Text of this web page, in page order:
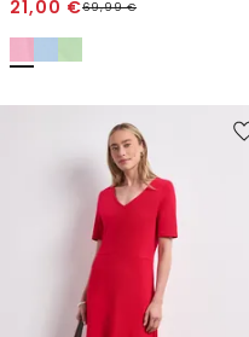
21,00 €69,99€